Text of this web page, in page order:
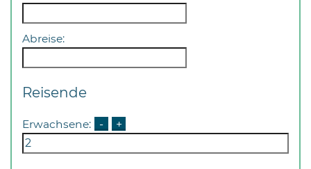
Abreise:
Reisende
Erwachsene: - +